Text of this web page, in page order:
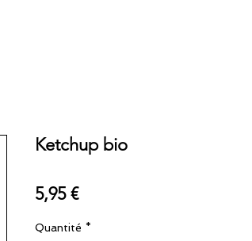
Ketchup bio
5,95 €Prix
Quantité *